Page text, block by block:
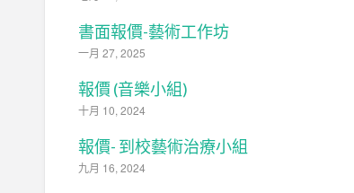
書面報價-藝術工作坊
一月 27, 2025
報價 (音樂小組)
十月 10, 2024
報價- 到校藝術治療小組
九月 16, 2024